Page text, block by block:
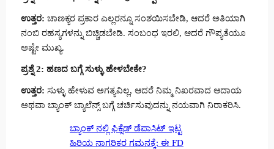
ಉತ್ತರ: ಚಾಣಕ್ಯರ ಪ್ರಕಾರ ಎಲ್ಲರನ್ನೂ ಸಂಶಯಿಸಬೇಡಿ, ಆದರೆ ಅತಿಯಾಗಿ
ನಂಬಿ ರಹಸ್ಯಗಳನ್ನು ಬಿಚ್ಚಿಡಬೇಡಿ. ಸಂಬಂಧ ಇರಲಿ, ಆದರೆ ಗೌಪ್ಯತೆಯೂ
ಅಷ್ಟೇ ಮುಖ್ಯ.
ಪ್ರಶ್ನೆ 2: ಹಣದ ಬಗ್ಗೆ ಸುಳ್ಳು ಹೇಳಬೇಕೇ?
ಉತ್ತರ: ಸುಳ್ಳು ಹೇಳುವ ಅಗತ್ಯವಿಲ್ಲ, ಆದರೆ ನಿಮ್ಮ ನಿಖರವಾದ ಆದಾಯ
ಅಥವಾ ಬ್ಯಾಂಕ್ ಬ್ಯಾಲೆನ್ಸ್ ಬಗ್ಗೆ ಚರ್ಚಿಸುವುದನ್ನು ನಯವಾಗಿ ನಿರಾಕರಿಸಿ.
ಬ್ಯಾಂಕ್ ನಲ್ಲಿ ಫಿಕ್ಸೆಡ್ ಡೆಪಾಸಿಟ್ ಇಟ್ಟ
ಹಿರಿಯ ನಾಗರಿಕರ ಗಮನಕ್ಕೆ: ಈ FD